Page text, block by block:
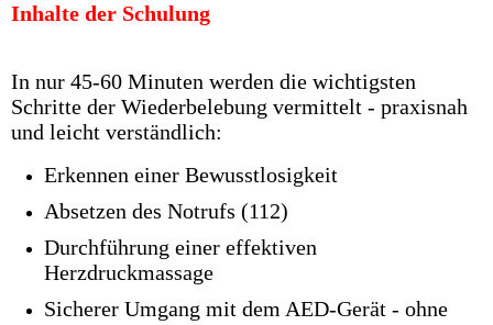
Inhalte der Schulung
In nur 45-60 Minuten werden die wichtigsten
Schritte der Wiederbelebung vermittelt - praxisnah
und leicht verständlich:
Erkennen einer Bewusstlosigkeit
Absetzen des Notrufs (112)
Durchführung einer effektiven
Herzdruckmassage
Sicherer Umgang mit dem AED-Gerät - ohne